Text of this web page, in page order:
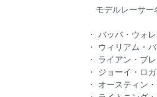
モデルレーサー
・ バッバ・ウォ
・ ウィリアム・
・ ライアン・ブ
・ ジョーイ・ロ
・ オースティン